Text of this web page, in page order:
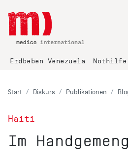
Erdbeben Venezuela Nothilfe
Start Diskurs Publikationen
Haiti
Im